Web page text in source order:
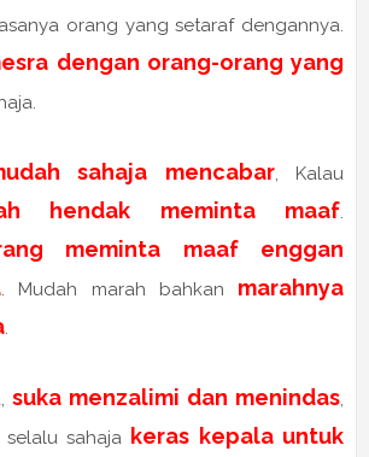
orang yang setaraf dengannya.
dengan orang-orang yang
sahaja mencabar, Kalau
hendak meminta maaf.
meminta maaf enggan
. Mudah marah bahkan marahnya
.
suka menzalimi dan menindas,
sahaja keras kepala untuk